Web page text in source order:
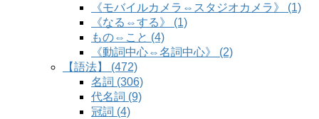
《モバイルカメラ⇔スタジオカメラ》 (1)
《なる⇔する》 (1)
もの⇔こと (4)
《動詞中心⇔名詞中心》 (2)
【語法】 (472)
名詞 (306)
代名詞 (9)
冠詞 (4)